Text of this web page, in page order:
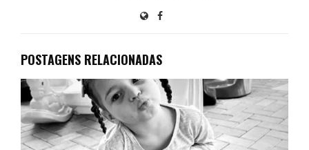
POSTAGENS RELACIONADAS